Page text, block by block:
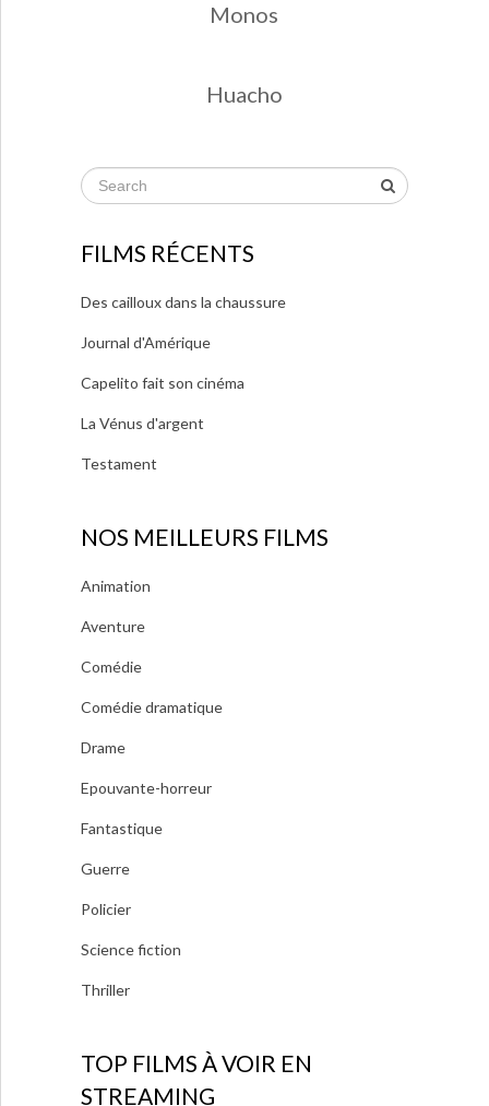
Monos
Huacho
FILMS RÉCENTS
Des cailloux dans la chaussure
Journal d'Amérique
Capelito fait son cinéma
La Vénus d'argent
Testament
NOS MEILLEURS FILMS
Animation
Aventure
Comédie
Comédie dramatique
Drame
Epouvante-horreur
Fantastique
Guerre
Policier
Science fiction
Thriller
TOP FILMS À VOIR EN
STREAMING